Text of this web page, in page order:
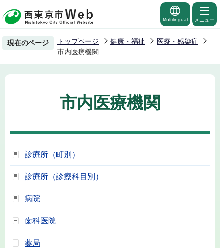
の
ー
Multilingual メニュー
現在のページ トップページ 健康・福祉
医療・感染症
市内医療機関
市内医療機関
診療所（町別）
診療所（診療科目別）
病院
歯科医院
薬局